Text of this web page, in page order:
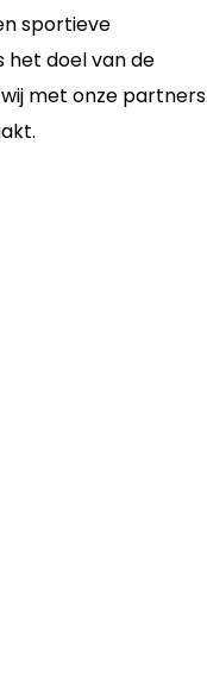
sportieve
het doel van de
met onze partners